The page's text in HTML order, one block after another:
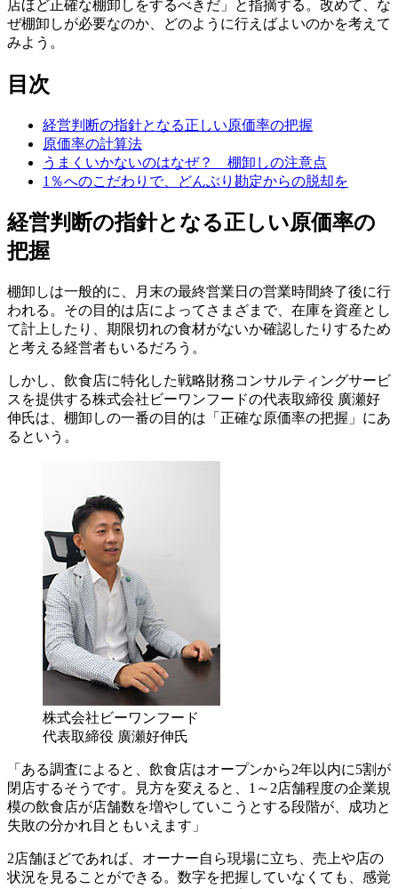
店ほど正確な棚卸しをするべきだ」と指摘する。改めて、な
ぜ棚卸しが必要なのか、どのように行えばよいのかを考えて
みよう。
目次
経営判断の指針となる正しい原価率の把握
原価率の計算法
うまくいかないのはなぜ？ 棚卸しの注意点
1％へのこだわりで、どんぶり勘定からの脱却を
経営判断の指針となる正しい原価率の
把握
棚卸しは一般的に、月末の最終営業日の営業時間終了後に行
われる。その目的は店によってさまざまで、在庫を資産とし
て計上したり、期限切れの食材がないか確認したりするため
と考える経営者もいるだろう。
しかし、飲食店に特化した戦略財務コンサルティングサービ
スを提供する株式会社ビーワンフードの代表取締役 廣瀬好
伸氏は、棚卸しの一番の目的は「正確な原価率の把握」にあ
るという。
株式会社ビーワンフード
代表取締役 廣瀬好伸氏
「ある調査によると、飲食店はオープンから2年以内に5割が
閉店するそうです。見方を変えると、1～2店舗程度の企業規
模の飲食店が店舗数を増やしていこうとする段階が、成功と
失敗の分かれ目ともいえます」
2店舗ほどであれば、オーナー自ら現場に立ち、売上や店の
状況を見ることができる。数字を把握していなくても、感覚